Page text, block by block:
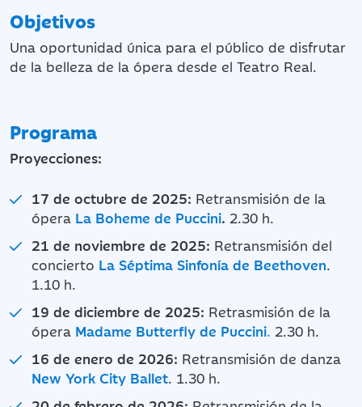
Objetivos
Una oportunidad única para el público de disfrutar
de la belleza de la ópera desde el Teatro Real.
Programa
Proyecciones:
17 de octubre de 2025: Retransmisión de la
ópera La Boheme de Puccini. 2.30 h.
21 de noviembre de 2025: Retransmisión del
concierto La Séptima Sinfonía de Beethoven.
1.10 h.
19 de diciembre de 2025: Retrasmisión de la
ópera Madame Butterfly de Puccini. 2.30 h.
16 de enero de 2026: Retransmisión de danza
New York City Ballet. 1.30 h.